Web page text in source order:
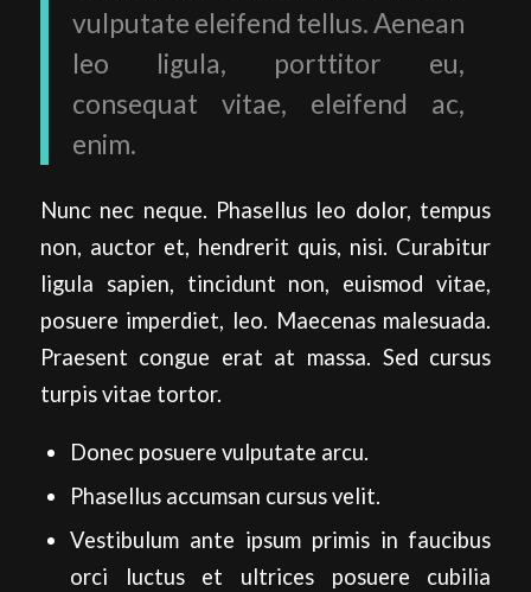
vulputate eleifend tellus. Aenean
leo ligula, porttitor eu,
consequat vitae, eleifend ac,
enim.
Nunc nec neque. Phasellus leo dolor, tempus
non, auctor et, hendrerit quis, nisi. Curabitur
ligula sapien, tincidunt non, euismod vitae,
posuere imperdiet, leo. Maecenas malesuada.
Praesent congue erat at massa. Sed cursus
turpis vitae tortor.
Donec posuere vulputate arcu.
Phasellus accumsan cursus velit.
Vestibulum ante ipsum primis in faucibus
orci luctus et ultrices posuere cubilia